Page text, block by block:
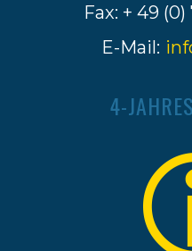
Fax: + 49 (0)
E-Mail:
4-